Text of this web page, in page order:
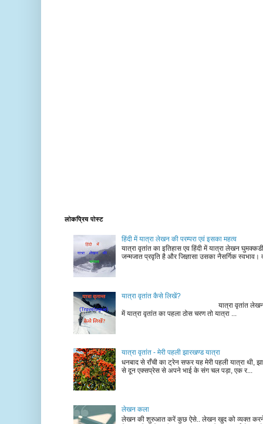
लोकप्रिय पोस्ट
हिंदी में यात्रा लेखन की परम्परा एवं इसका महत्व
यात्रा वृतांत का इतिहास एव हिंदी में यात्रा लेखन
जन्मजात प्रवृति है और जिज्ञासा उसका नैसर्गिक स्वभाव।
यात्रा वृतांत कैसे लिखें?
यात्रा वृतांत लेखन के चरण
में यात्रा वृतांत का पहला ठोस चरण तो यात्रा ...
यात्रा वृतांत - मेरी पहली झारखण्ड यात्रा
धनबाद से राँची का ट्रेन सफर यह मेरी पहली यात्रा थी,
से दून एक्सप्रेस से अपने भाई के संग चल पड़ा, एक र...
लेखन कला
लेखन की शुरुआत करें कुछ ऐसे.. लेखन खुद को व्यक्त